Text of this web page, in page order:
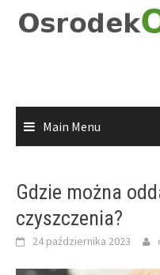
Main Menu
Gdzie można
czyszczenia?
24 października 2023